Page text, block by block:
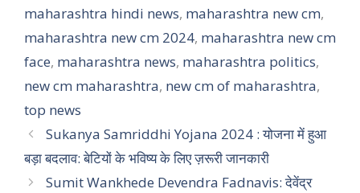
maharashtra hindi news, maharashtra new cm,
maharashtra new cm 2024, maharashtra new cm
face, maharashtra news, maharashtra politics,
new cm maharashtra, new cm of maharashtra,
top news
Sukanya Samriddhi Yojana 2024 : योजना में हुआ
बड़ा बदलाव: बेटियों के भविष्य के लिए ज़रूरी जानकारी
Sumit Wankhede Devendra Fadnavis: देवेंद्र